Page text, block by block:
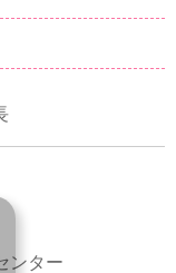
ンター